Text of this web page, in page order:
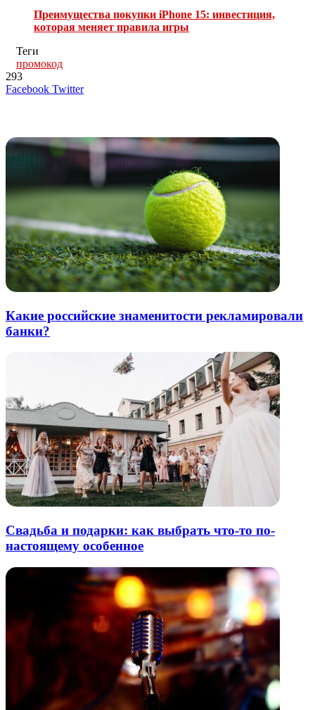
Преимущества покупки iPhone 15: инвестиция,
которая меняет правила игры
Теги
промокод
293
Facebook TwitterLinkedIn
Tumblr
Reddit
Вконтакте
Одноклассники
Skype
Messenger
Messenger
WhatsApp
Telegram
Viber
Line
Поделиться
Печатать
Какие российские знаменитости рекламировали
банки?
Свадьба и подарки: как выбрать что-то по-
настоящему особенное